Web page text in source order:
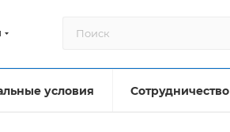
условия Сотрудничество